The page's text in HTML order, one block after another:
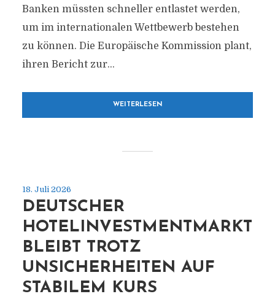
Banken müssten schneller entlastet werden,
um im internationalen Wettbewerb bestehen
zu können. Die Europäische Kommission plant,
ihren Bericht zur...
WEITERLESEN
18. Juli 2026
DEUTSCHER
HOTELINVESTMENTMARKT
BLEIBT TROTZ
UNSICHERHEITEN AUF
STABILEM KURS